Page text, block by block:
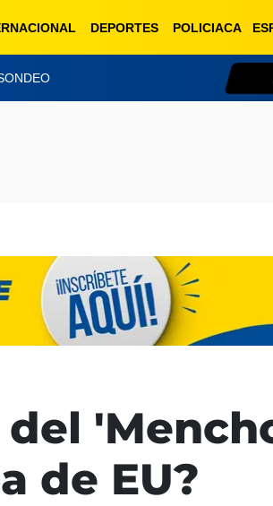
DEPORTES POLICIACA
de EU?